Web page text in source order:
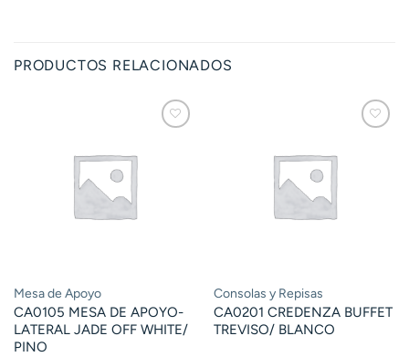
PRODUCTOS RELACIONADOS
Mesa de Apoyo
CA0105 MESA DE APOYO-
LATERAL JADE OFF WHITE/
PINO
Consolas y Repisas
CA0201 CREDENZA BUFFET
TREVISO/ BLANCO